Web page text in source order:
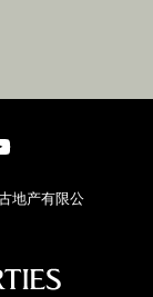
地产有限公